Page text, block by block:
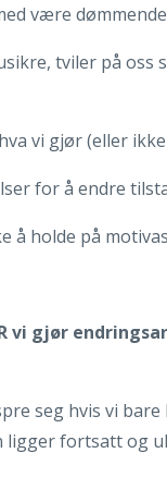
være
tviler på oss
vi gjør (eller
for å endre
å holde på
vi gjør
seg hvis vi
ligger fortsatt og